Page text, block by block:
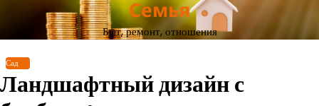
Перейти
содержимому
Семья
Быт, ремонт, отношения
Сад
Ландшафтный дизайн с